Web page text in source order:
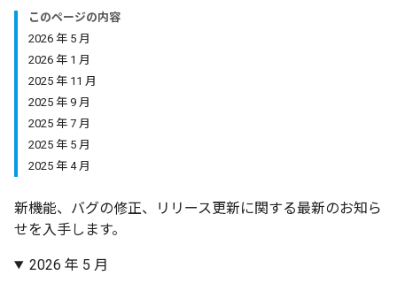
このページの内容
2026 年 5 月
2026 年 1 月
2025 年 11 月
2025 年 9 月
2025 年 7 月
2025 年 5 月
2025 年 4 月
新機能、バグの修正、リリース更新に関する最新のお知ら
せを入手します。
2026 年 5 月